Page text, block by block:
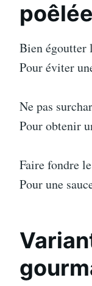
poêlée
Bien égoutter
Pour éviter
Ne pas
Pour obtenir
Faire fondre
Pour une